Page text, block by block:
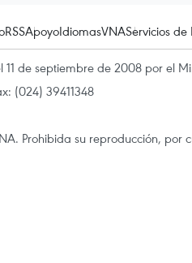
RSSApoyoIdiomasVNAServicios de
11 de septiembre de 2008 por el
(024) 39411348
Prohibida su reproducción, por